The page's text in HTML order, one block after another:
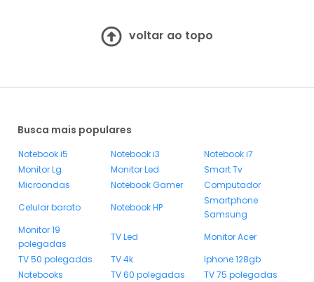
voltar ao topo
Busca mais populares
Notebook i5 Notebook i3
Notebook i7
Monitor Lg
Monitor Led
Smart Tv
Microondas
Notebook Gamer
Computador
Celular barato
Notebook HP
Smartphone
Samsung
Monitor 19
polegadas
TV Led
Monitor Acer
TV 50 polegadas
TV 4k
Iphone 128gb
Notebooks
TV 60 polegadas
TV 75 polegadas